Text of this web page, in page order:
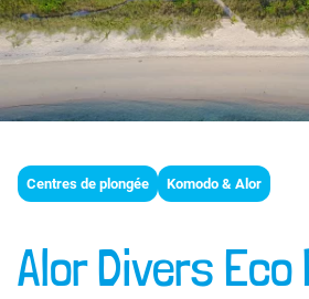
Centres de plongée Komodo & Alor
Alor Divers